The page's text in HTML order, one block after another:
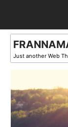
content
Just another Web